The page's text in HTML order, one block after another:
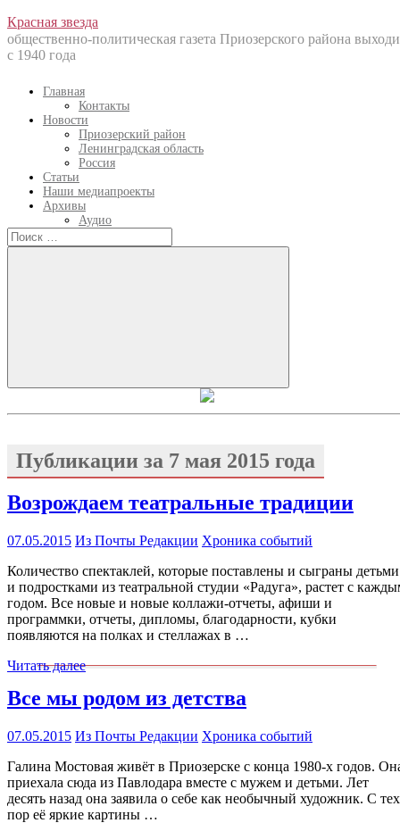
Перейти
к
содержанию
Красная звезда
общественно-политическая газета Приозерского района
с 1940 года
Главная
Контакты
Новости
Приозерский район
Ленинградская область
Россия
Статьи
Наши медиапроекты
Архивы
Аудио
Искать:
Искать
Публикации за 7 мая 2015 года
Возрождаем театральные традиции
07.05.2015 Из Почты Редакции Хроника событий
Количество спектаклей, которые поставлены и сыграны детьми
и подростками из театральной студии «Радуга», растет с
годом. Все новые и новые коллажи-отчеты, афиши и
программки, отчеты, дипломы, благодарности, кубки
появляются на полках и стеллажах в …
Читать далее
Все мы родом из детства
07.05.2015 Из Почты Редакции Хроника событий
Галина Мостовая живёт в Приозерске с конца 1980-х годов.
приехала сюда из Павлодара вместе с мужем и детьми. Лет
десять назад она заявила о себе как необычный художник. С тех
пор её яркие картины …